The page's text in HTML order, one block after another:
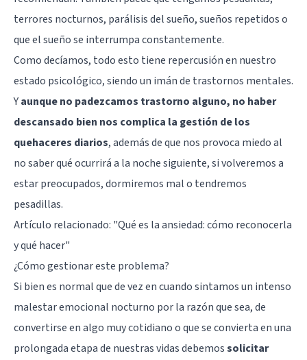
terrores nocturnos, parálisis del sueño, sueños repetidos o
que el sueño se interrumpa constantemente.
Como decíamos, todo esto tiene repercusión en nuestro
estado psicológico, siendo un imán de trastornos mentales.
Yaunque no padezcamos trastorno alguno, no haber
descansado bien nos complica la gestión de los
quehaceres diarios, además de que nos provoca miedo al
no saber qué ocurrirá a la noche siguiente, si volveremos a
estar preocupados, dormiremos mal o tendremos
pesadillas.
Artículo relacionado: "Qué es la ansiedad: cómo reconocerla
y qué hacer"
¿Cómo gestionar este problema?
Si bien es normal que de vez en cuando sintamos un intenso
malestar emocional nocturno por la razón que sea, de
convertirse en algo muy cotidiano o que se convierta en una
prolongada etapa de nuestras vidas debemossolicitar